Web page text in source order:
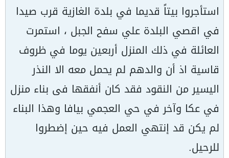
استأجروا بيتاً قديما في بلدة الغازية قرب صيدا
في اقصي البلدة علي سفح الجبل ، استمرت
العائلة في ذلك المنزل أربعين يوما في ظروف
قاسية اذ أن والدهم لم يحمل معه الا النذر
اليسير من النقود فقد كان أنفقها فى بناء منزل
في عكا وآخر في حي العجمي بيافا وهذا البناء
لم يكن قد إنتهي العمل فيه حين إضطروا
للرحيل.